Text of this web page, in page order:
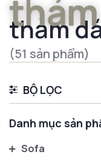
thảm
(51 sản phẩm)
BỘ LỌC
Danh mục sản
Sofa